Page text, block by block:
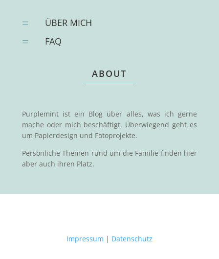
= ÜBER MICH
= FAQ
ABOUT
Purplemint ist ein Blog über alles, was ich gerne
mache oder mich beschäftigt. Überwiegend geht es
um Papierdesign und Fotoprojekte.
Persönliche Themen rund um die Familie finden hier
aber auch ihren Platz.
Impressum | Datenschutz